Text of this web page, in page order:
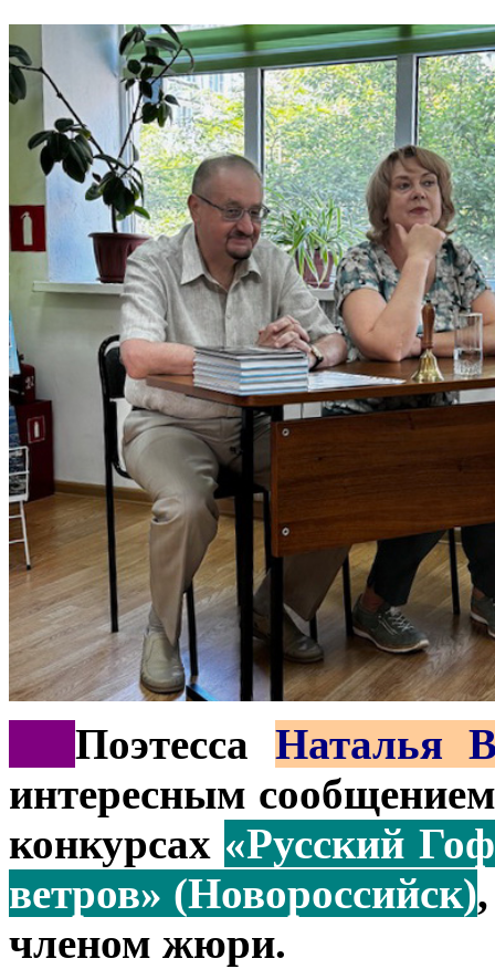
Поэтесса Наталья
интересным
конкурсах «Русский
ветров» (Новороссийск)
членом жюри.